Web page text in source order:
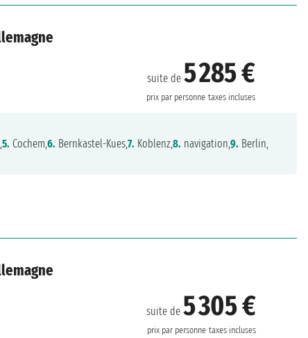
suite de5 285 €
prix par personne taxes incluses
5. Cochem,6. Bernkastel-Kues,7. Koblenz,8. navigation,9. Berlin,
suite de5 305 €
prix par personne taxes incluses